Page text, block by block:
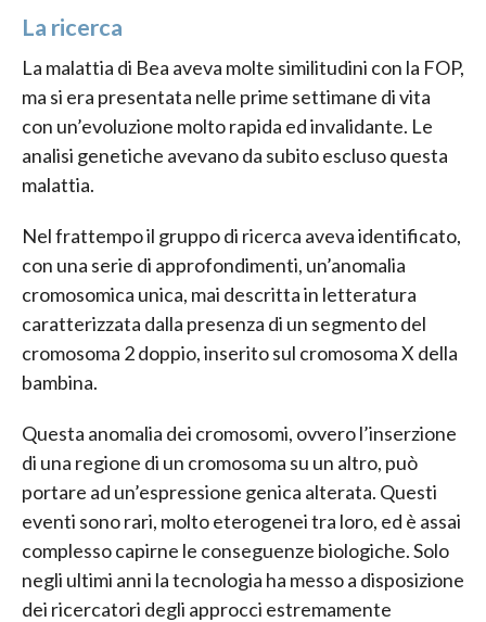
La ricerca
La malattia di Bea aveva molte similitudini con la FOP,
ma si era presentata nelle prime settimane di vita
con un’evoluzione molto rapida ed invalidante. Le
analisi genetiche avevano da subito escluso questa
malattia.
Nel frattempo il gruppo di ricerca aveva identificato,
con una serie di approfondimenti, un’anomalia
cromosomica unica, mai descritta in letteratura
caratterizzata dalla presenza di un segmento del
cromosoma 2 doppio, inserito sul cromosoma X della
bambina.
Questa anomalia dei cromosomi, ovvero l’inserzione
di una regione di un cromosoma su un altro, può
portare ad un’espressione genica alterata. Questi
eventi sono rari, molto eterogenei tra loro, ed è assai
complesso capirne le conseguenze biologiche. Solo
negli ultimi anni la tecnologia ha messo a disposizione
dei ricercatori degli approcci estremamente